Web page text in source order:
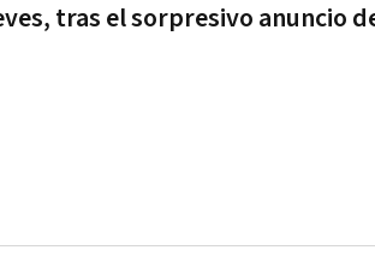
tras el sorpresivo anuncio